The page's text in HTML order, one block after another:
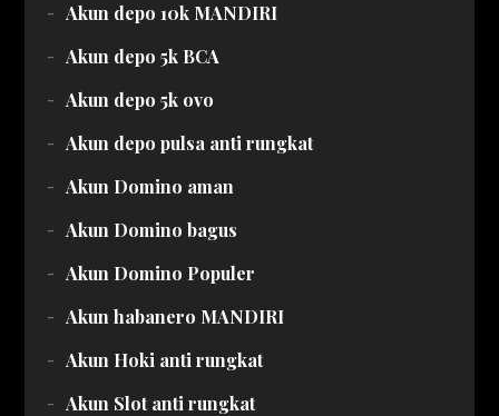
Akun depo 10k MANDIRI
Akun depo 5k BCA
Akun depo 5k ovo
Akun depo pulsa anti rungkat
Akun Domino aman
Akun Domino bagus
Akun Domino Populer
Akun habanero MANDIRI
Akun Hoki anti rungkat
Akun Slot anti rungkat